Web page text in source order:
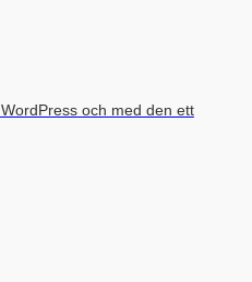
och med den ett